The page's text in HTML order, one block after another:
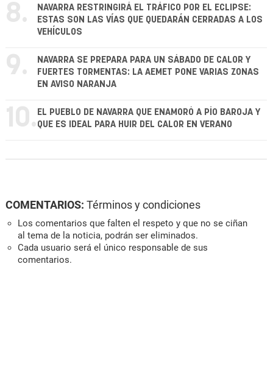
8.
NAVARRA RESTRINGIRÁ EL TRÁFICO POR EL ECLIPSE:
ESTAS SON LAS VÍAS QUE QUEDARÁN CERRADAS A LOS
VEHÍCULOS
9.
NAVARRA SE PREPARA PARA UN SÁBADO DE CALOR Y
FUERTES TORMENTAS: LA AEMET PONE VARIAS ZONAS
EN AVISO NARANJA
10. EL PUEBLO DE NAVARRA QUE ENAMORÓ A PÍO BAROJA Y
QUE ES IDEAL PARA HUIR DEL CALOR EN VERANO
COMENTARIOS: Términos y condiciones
Los comentarios que falten el respeto y que no se ciñan
al tema de la noticia, podrán ser eliminados.
Cada usuario será el único responsable de sus
comentarios.